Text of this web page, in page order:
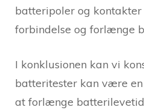
batteripoler og
forbindelse og forlænge
I konklusionen kan vi
batteritester kan være
at forlænge